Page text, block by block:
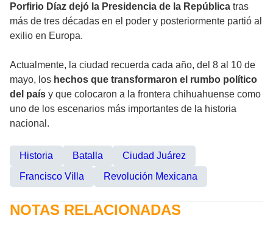
Porfirio Díaz dejó la Presidencia de la República tras
más de tres décadas en el poder y posteriormente partió al
exilio en Europa.
Actualmente, la ciudad recuerda cada año, del 8 al 10 de
mayo, los hechos que transformaron el rumbo político
del país y que colocaron a la frontera chihuahuense como
uno de los escenarios más importantes de la historia
nacional.
Historia Batalla
Ciudad Juárez
Francisco Villa
Revolución Mexicana
NOTAS RELACIONADAS